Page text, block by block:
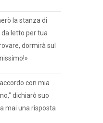
la stanza di
letto per tua
dormirà sul
con mia
dichiarò suo
mai una risposta